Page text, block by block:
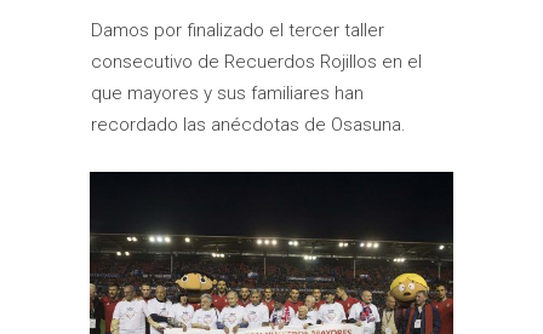
Damos por finalizado el tercer taller
consecutivo de Recuerdos Rojillos en el
que mayores y sus familiares han
recordado las anécdotas de Osasuna.